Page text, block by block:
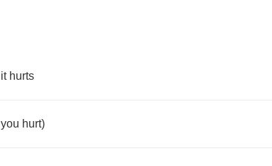
it hurts
you hurt)